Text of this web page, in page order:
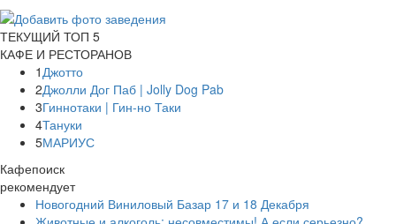
ТЕКУЩИЙ ТОП 5
КАФЕ И РЕСТОРАНОВ
1 Джотто
2Джолли Дог Паб | Jolly Dog Pab
3Гиннотаки | Гин-но Таки
4Тануки
5МАРИУС
Кафепоиск
рекомендует
Новогодний Виниловый Базар 17 и 18 Декабря